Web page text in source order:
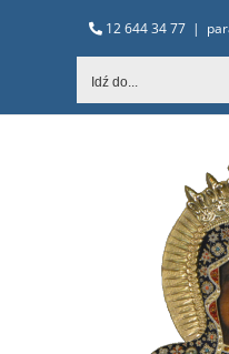
12 644 34 77 |
Idź do...